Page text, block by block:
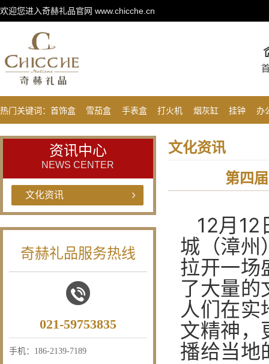
欢迎您进入奇赫礼品官网 www.chicche.cn
热门关键词： 首饰盒 雪茄盒 手表盒 打火机 烟灰缸 挂钟 办
资讯中心
NEWS CENTER
文化资讯
奇赫礼品服务热线
021-59753835
手机： 186-2139-7189
文化资讯
第四
12月12
城（漳州
拉开一场
了大量的
人们在实
文精神，
播给当地